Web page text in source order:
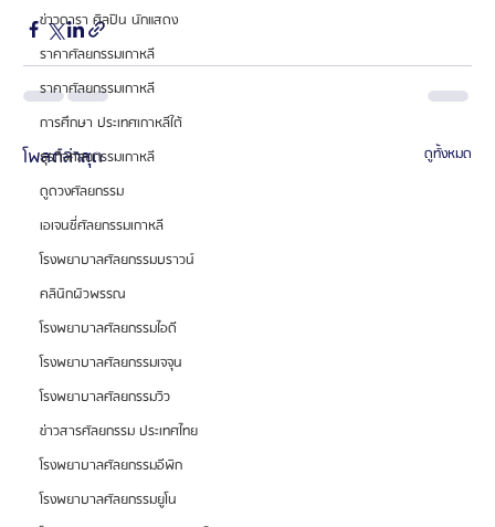
ข่าวดารา ศิลปิน นักแสดง
ราคาศัลยกรรมเกาหลี
ราคาศัลยกรรมเกาหลี
การศึกษา ประเทศเกาหลีใต้
ธุรกิจศัลยกรรมเกาหลี
ดูดวงศัลยกรรม
เอเจนซี่ศัลยกรรมเกาหลี
โรงพยาบาลศัลยกรรมบราวน์
คลินิกผิวพรรณ
โรงพยาบาลศัลยกรรมไอดี
โรงพยาบาลศัลยกรรมเจจุน
โรงพยาบาลศัลยกรรมวิว
ข่าวสารศัลยกรรม ประเทศไทย
โรงพยาบาลศัลยกรรมอีพิก
โรงพยาบาลศัลยกรรมยูโน
โพสต์ล่าสุด ดูทั้งหมด